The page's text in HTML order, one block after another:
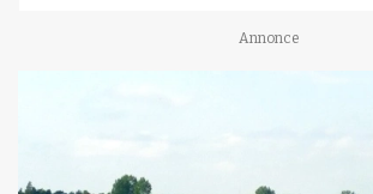
Annonce